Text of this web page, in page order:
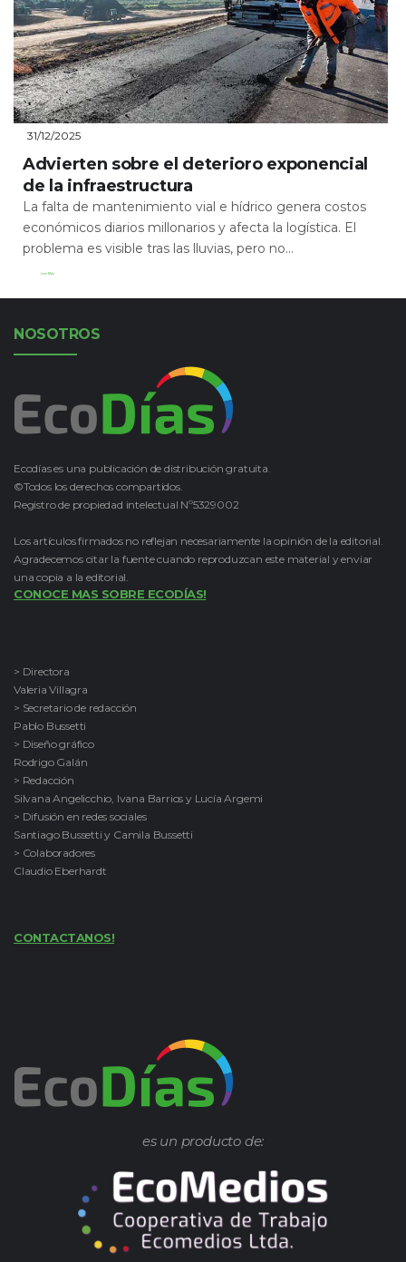
31/12/2025
Advierten sobre el deterioro exponencial
de la infraestructura
La falta de mantenimiento vial e hídrico genera costos
económicos diarios millonarios y afecta la logística. El
problema es visible tras las lluvias, pero no...
Leer Más
NOSOTROS
Ecodías es una publicación de distribución gratuita.
©Todos los derechos compartidos.
Registro de propiedad intelectual Nº5329002
Los artículos firmados no reflejan necesariamente la opinión de la editorial.
Agradecemos citar la fuente cuando reproduzcan este material y enviar
una copia a la editorial.
CONOCE MAS SOBRE ECODÍAS!
> Directora
Valeria Villagra
> Secretario de redacción
Pablo Bussetti
> Diseño gráfico
Rodrigo Galán
> Redacción
Silvana Angelicchio, Ivana Barrios y Lucía Argemi
> Difusión en redes sociales
Santiago Bussetti y Camila Bussetti
> Colaboradores
Claudio Eberhardt
CONTACTANOS!
es un producto de: